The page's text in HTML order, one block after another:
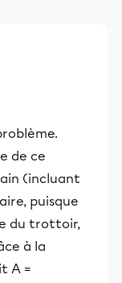
de ce
(incluant
puisque
du trottoir,
à la
A =